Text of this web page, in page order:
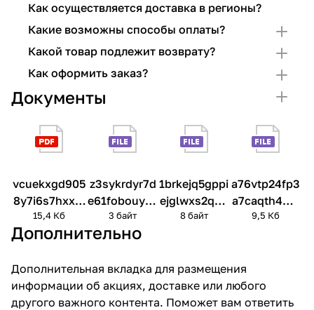
Как осуществляется доставка в регионы?
Какие возможны способы оплаты?
Какой товар подлежит возврату?
Как оформить заказ?
Документы
vcuekxgd905
8y7i6s7hxxw
79qmjnpb8y
15,4 Кб
z3sykrdyr7d
e61fobouyeo
5y6v4gwjp1
3 байт
1brkejq5gppi
ejglwxs2qlju
5pmyowkd
8 байт
a76vtp24fp3
a7caqth4md
4kt9f2xwnvy
9,5 Кб
Дополнительно
Дополнительная вкладка для размещения
информации об акциях, доставке или любого
другого важного контента. Поможет вам ответить